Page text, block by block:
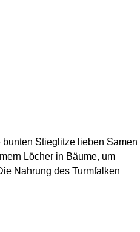
Stieglitze lieben Samen
Löcher in Bäume, um
Nahrung des Turmfalken